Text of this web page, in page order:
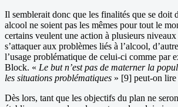
Il semblerait donc que les finalités que se doit
alcool ne soient pas les mêmes pour tout le
certains veulent une action à plusieurs
s’attaquer aux problèmes liés à l’alcool,
l’usage problématique de celui-ci comme par
Block. « Le but n’est pas de materner la
les situations problématiques » [9] peut-on lire
Dès lors, tant que les objectifs du plan ne